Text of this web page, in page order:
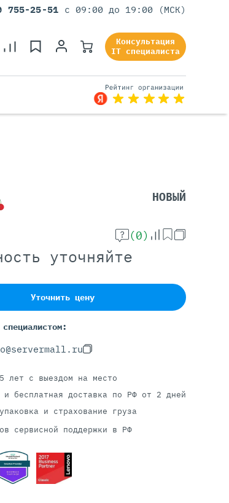
Для Виртуализации
GPU AMD
4 GPU
С 8 GPU
755-25-51 с 09:00 до 19:00 (МСК)
Консультация
IT специалиста
НОВЫЙ
(0)
уточняйте
Уточнить цену
лет с выездом на место
и бесплатная доставка по РФ от 2 дней
и страхование груза
сервисной поддержки в РФ